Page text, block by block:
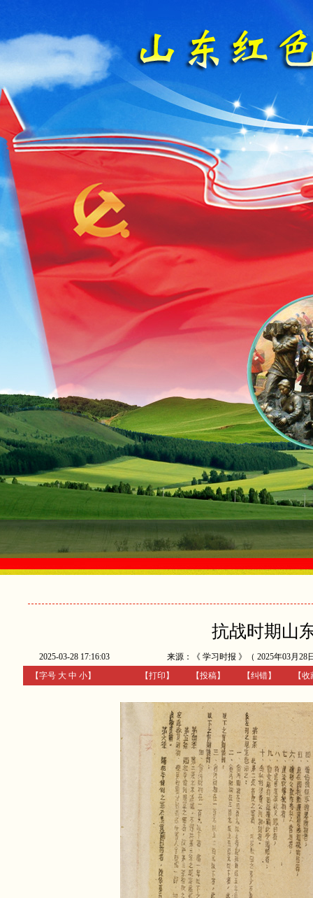
抗战时期山
2025-03-28 17:16:03
来源：《 学习时报 》（ 2025年03月28
【字号 大 中 小】 【打印 】 【投稿】 【纠错】 【